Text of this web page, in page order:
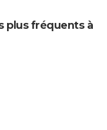
plus fréquents à